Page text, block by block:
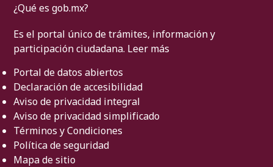
¿Qué es gob.mx?
Es el portal único de trámites, información y
participación ciudadana. Leer más
Portal de datos abiertos
Declaración de accesibilidad
Aviso de privacidad integral
Aviso de privacidad simplificado
Términos y Condiciones
Política de seguridad
Mapa de sitio